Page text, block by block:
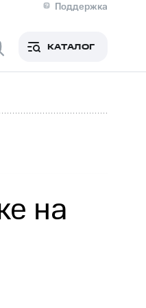
Поддержка
КАТАЛОГ
на